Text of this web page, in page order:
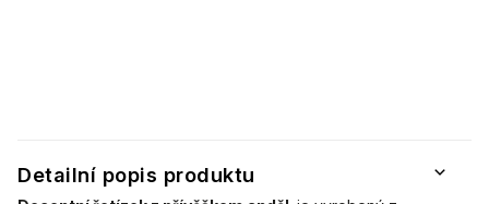
Detailní popis produktu